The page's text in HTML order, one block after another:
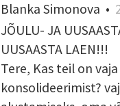
Blanka Simonova •
JÕULU- JA
UUSAASTA LAEN!!!
Tere, Kas teil on
konsolideerimist?